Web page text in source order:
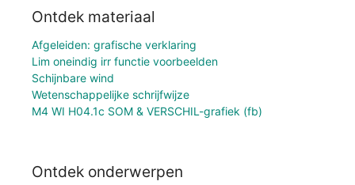
Ontdek materiaal
Afgeleiden: grafische verklaring
Lim oneindig irr functie voorbeelden
Schijnbare wind
Wetenschappelijke schrijfwijze
M4 WI H04.1c SOM & VERSCHIL-grafiek (fb)
Ontdek onderwerpen